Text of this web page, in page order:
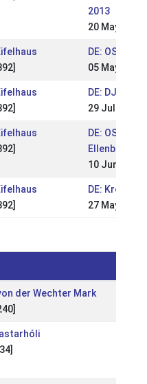
2013
20 May 2013
DE: OSI
05 May 2013
DE: DJIM
29 Jul 2012
DE: OSI &
Ellenbach
10 Jun 2012
DE:
27 May 2012
der Wechter Mark